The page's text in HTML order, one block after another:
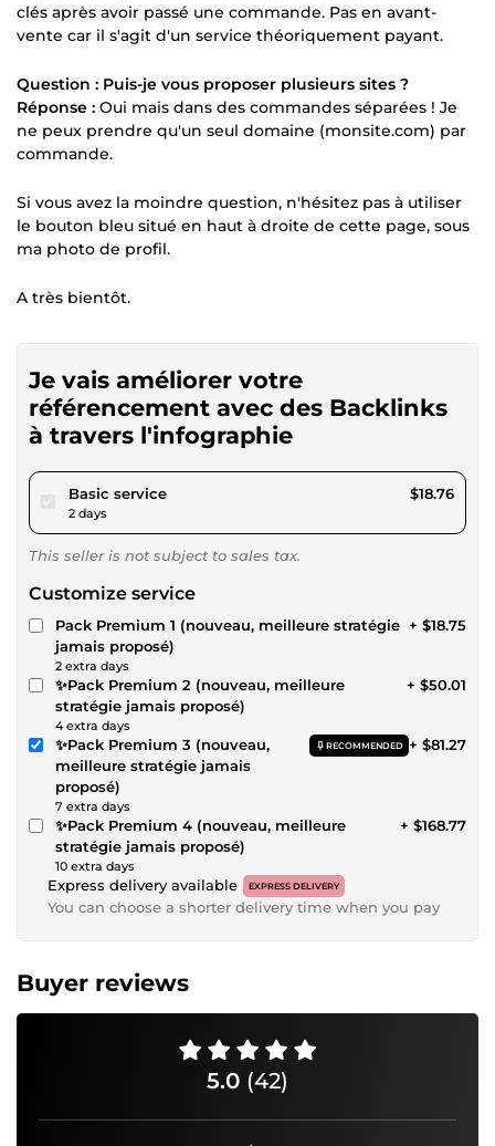
clés après avoir passé une commande. Pas en avant-
vente car il s'agit d'un service théoriquement payant.
Question : Puis-je vous proposer plusieurs sites ?
Réponse : Oui mais dans des commandes séparées ! Je
ne peux prendre qu'un seul domaine (monsite.com) par
commande.
Si vous avez la moindre question, n'hésitez pas à utiliser
le bouton bleu situé en haut à droite de cette page, sous
ma photo de profil.
A très bientôt.
Je vais améliorer votre
référencement avec des Backlinks
à travers l'infographie
Basic servicepour $17.28
2 days
$18.76
This seller is not subject to sales tax.
Customize service
Pack Premium 1 (nouveau, meilleure stratégie
jamais proposé)
2 extra days
+ $18.75
✨Pack Premium 2 (nouveau, meilleure
stratégie jamais proposé)
4 extra days
+ $50.01
✨Pack Premium 3 (nouveau,
meilleure stratégie jamais
proposé)
RECOMMENDED
7 extra days
+ $81.27
✨Pack Premium 4 (nouveau, meilleure
stratégie jamais proposé)
10 extra days
+ $168.77
Express delivery available EXPRESS DELIVERY
You can choose a shorter delivery time when you pay
Buyer reviews
5.0 (42)